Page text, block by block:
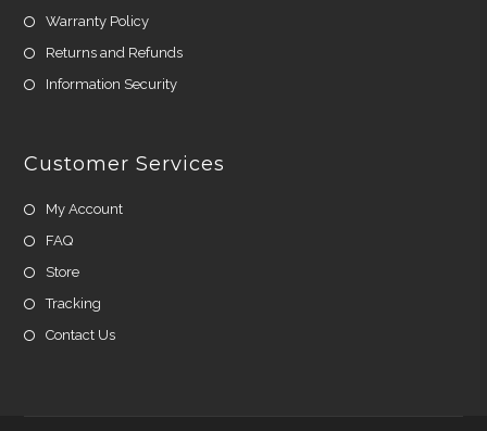
Warranty Policy
Returns and Refunds
Information Security
Customer Services
My Account
FAQ
Store
Tracking
Contact Us